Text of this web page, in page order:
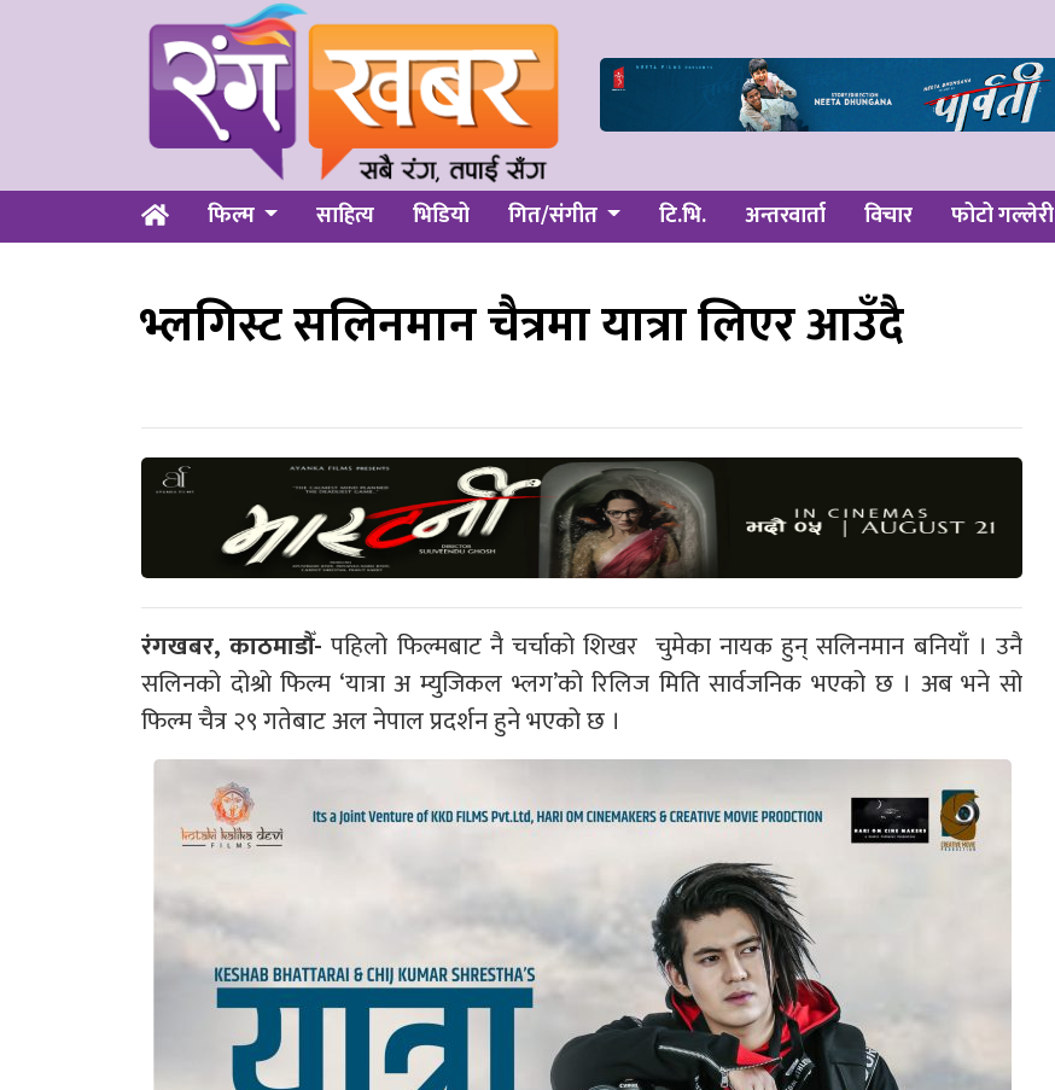
फिल्म साहित्य भिडियो गित/संगीत टि.भि. अन्तरवार्ता विचार फोटो गल्लेरी
भ्लगिस्ट सलिनमान चैत्रमा यात्रा लिएर आउँदै
रंगखबर, काठमाडौँ- पहिलो फिल्मबाट नै चर्चाको शिखर चुमेका नायक हुन् सलिनमान बनियाँ । उनै
सलिनको दोश्रो फिल्म ‘यात्रा अ म्युजिकल भ्लग’को रिलिज मिति सार्वजनिक भएको छ । अब भने सो
फिल्म चैत्र २९ गतेबाट अल नेपाल प्रदर्शन हुने भएको छ ।